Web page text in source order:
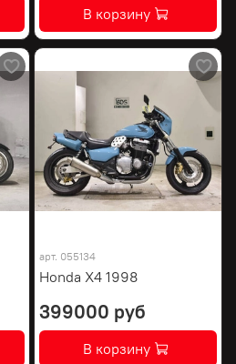
В корзину
арт. 055134
Honda X4 1998
399000 руб
В корзину